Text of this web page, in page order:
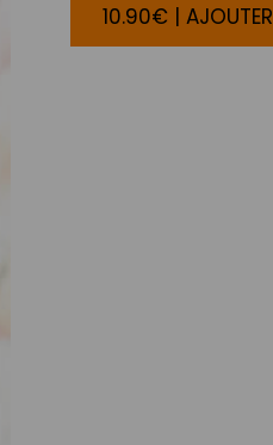
10.90€ | AJOUTER